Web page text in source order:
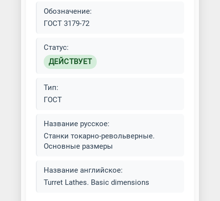
Обозначение:
ГОСТ 3179-72
Статус:
ДЕЙСТВУЕТ
Тип:
ГОСТ
Название русское:
Станки токарно-револьверные.
Основные размеры
Название английское:
Turret Lathes. Basic dimensions